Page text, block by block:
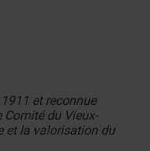
et reconnue
du Vieux-
et la valorisation du